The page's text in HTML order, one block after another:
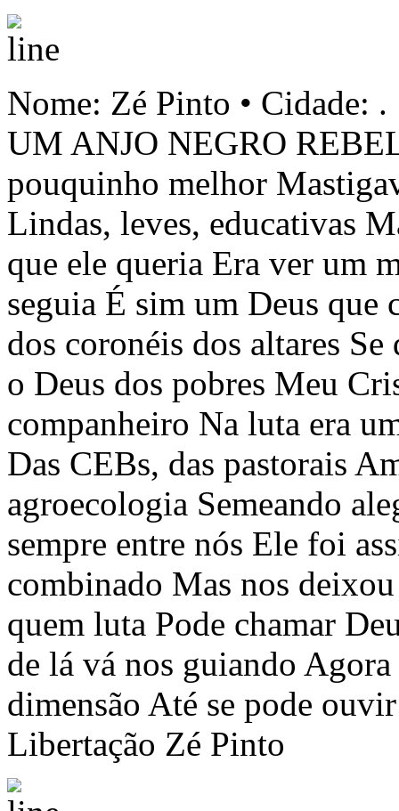
Nome: Zé Pinto • Cidade: .
UM ANJO NEGRO
pouquinho melhor
Lindas, leves, educativas
que ele queria Era ver um
seguia É sim um Deus
dos coronéis dos altares
o Deus dos pobres Meu
companheiro Na luta era
Das CEBs, das pastorais
agroecologia Semeando
sempre entre nós Ele foi
combinado Mas nos
quem luta Pode chamar
de lá vá nos guiando
dimensão Até se pode
Libertação Zé Pinto